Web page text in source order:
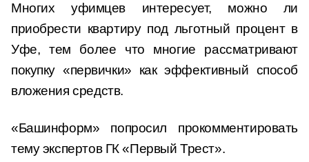
Многих уфимцев интересует, можно ли
приобрести квартиру под льготный процент в
Уфе, тем более что многие рассматривают
покупку «первички» как эффективный способ
вложения средств.
«Башинформ» попросил прокомментировать
тему экспертов ГК «Первый Трест».